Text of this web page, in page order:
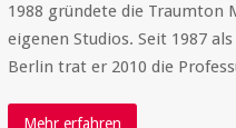
1988 gründete die
eigenen Studios. Seit 1987
Berlin trat er 2010 die
Mehr erfahren